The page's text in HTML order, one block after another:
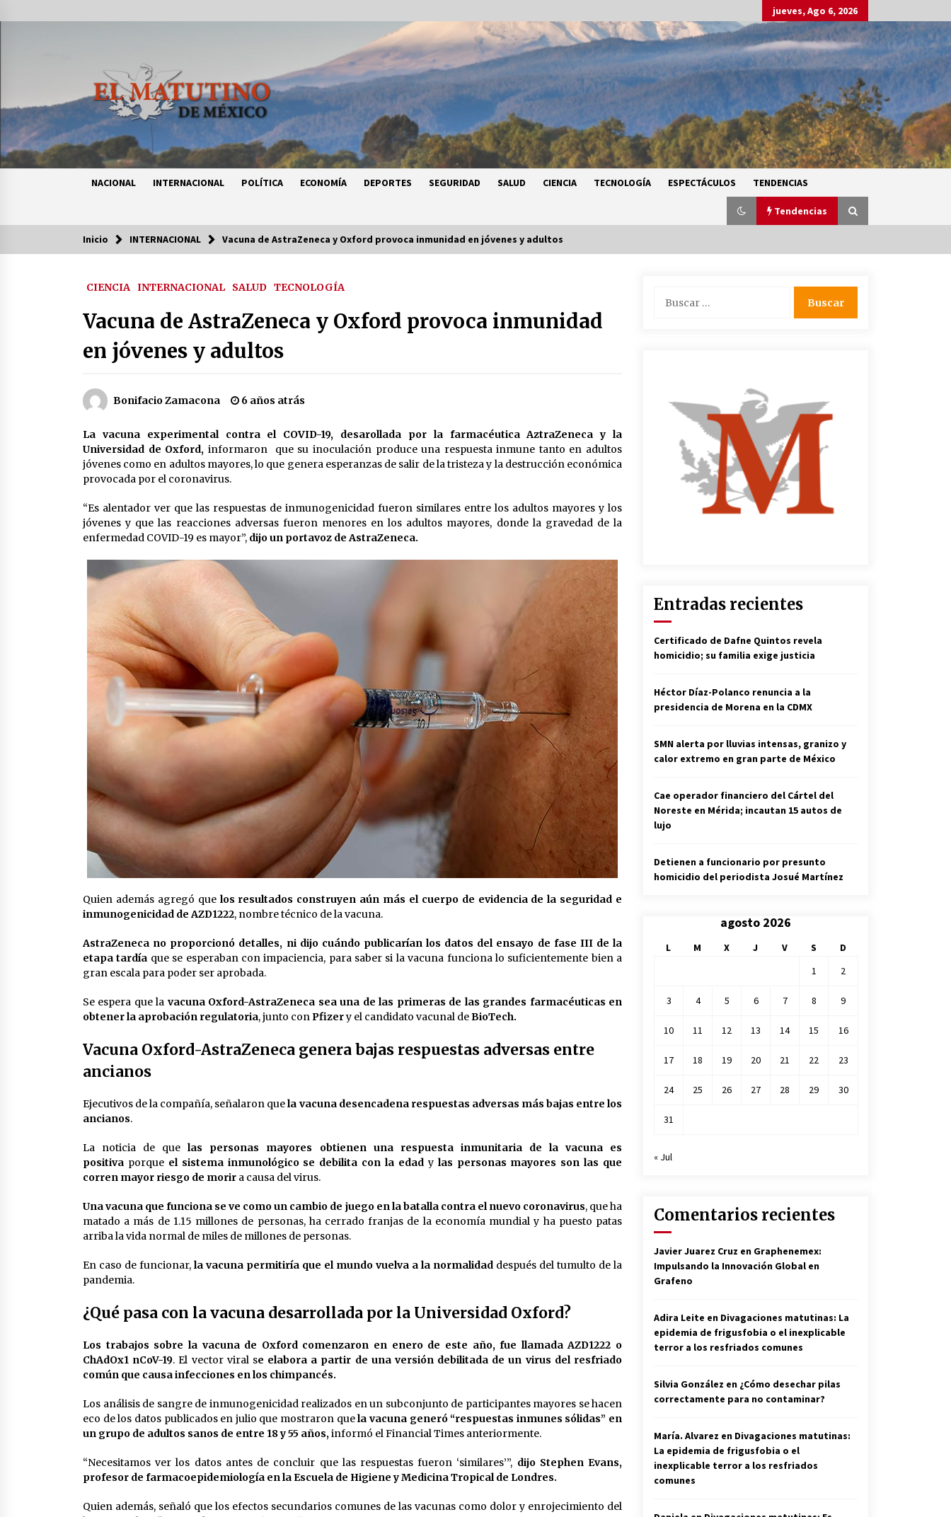
al
jueves, Ago 6, 2026
NACIONAL INTERNACIONAL POLÍTICA ECONOMÍA DEPORTES SEGURIDAD SALUD CIENCIA TECNOLOGÍA ESPECTÁCULOS TENDENCIAS
Tendencias
Tendencias
Certificado de Dafne Quintos revela
2 semanas atrás 2 semanas atrás
granizo y calor extremo en gran
Cae operador financiero del Cártel
3 semanas atrás
secretaria de las Mujeres, anuncia
Sheinbaum
2 meses atrás
CNTE y Segob: «ya dimos nuestras
propuestas»
2 meses atrás
Zar antidrogas de EE.UU.: “vamos
por los políticos mexicanos que
protegen al narco”
2 meses atrás
el fin de operaciones militares
entre ambos países
2 meses atrás
cargados de petróleo están
empezando a salir de Ormuz
2 meses atrás
México libraría posible arancel de
EE.UU. en 85% de sus exportaciones
Inicio INTERNACIONAL Vacuna de AstraZeneca y Oxford provoca inmunidad en jóvenes y adultos
CIENCIA INTERNACIONAL SALUD TECNOLOGÍA
Vacuna de AstraZeneca y Oxford provoca inmunidad
en jóvenes y adultos
Bonifacio Zamacona 6 años atrás
La vacuna experimental contra el COVID-19, desarollada por la farmacéutica AztraZeneca y la
Universidad de Oxford, informaron que su inoculación produce una respuesta inmune tanto en adultos
jóvenes como en adultos mayores, lo que genera esperanzas de salir de la tristeza y la destrucción económica
provocada por el coronavirus.
“Es alentador ver que las respuestas de inmunogenicidad fueron similares entre los adultos mayores y los
jóvenes y que las reacciones adversas fueron menores en los adultos mayores, donde la gravedad de la
enfermedad COVID-19 es mayor”, dijo un portavoz de AstraZeneca.
Quien además agregó que los resultados construyen aún más el cuerpo de evidencia de la seguridad e
inmunogenicidad de AZD1222, nombre técnico de la vacuna.
AstraZeneca no proporcionó detalles, ni dijo cuándo publicarían los datos del ensayo de fase III de la
etapa tardía que se esperaban con impaciencia, para saber si la vacuna funciona lo suficientemente bien a
gran escala para poder ser aprobada.
Se espera que la vacuna Oxford-AstraZeneca sea una de las primeras de las grandes farmacéuticas en
obtener la aprobación regulatoria, junto conPfizery el candidato vacunal deBioTech.
Vacuna Oxford-AstraZeneca genera bajas respuestas adversas entre
ancianos
Ejecutivos de la compañía, señalaron quela vacuna desencadena respuestas adversas más bajas entre los
ancianos.
La noticia de que las personas mayores obtienen una respuesta inmunitaria de la vacuna es
positiva porqueel sistema inmunológico se debilita con la edady las personas mayores son las que
corren mayor riesgo de morir a causa del virus.
Una vacuna que funciona se ve como un cambio de juego en la batalla contra el nuevo coronavirus, que ha
matado a más de 1.15 millones de personas, ha cerrado franjas de la economía mundial y ha puesto patas
arriba la vida normal de miles de millones de personas.
En caso de funcionar, la vacuna permitiría que el mundo vuelva a la normalidad después del tumulto de la
pandemia.
¿Qué pasa con la vacuna desarrollada por la Universidad Oxford?
Los trabajos sobre la vacuna de Oxford comenzaron en enero de este año, fue llamada AZD1222 o
ChAdOx1 nCoV-19. El vector viral se elabora a partir de una versión debilitada de un virus del resfriado
común que causa infecciones en los chimpancés.
Los análisis de sangre de inmunogenicidad realizados en un subconjunto de participantes mayores se hacen
eco de los datos publicados en julio que mostraron quela vacuna generó “respuestas inmunes sólidas” en
un grupo de adultos sanos de entre 18 y 55 años,informó el Financial Times anteriormente.
“Necesitamos ver los datos antes de concluir que las respuestas fueron ‘similares’”, dijo Stephen Evans,
profesor de farmacoepidemiología en la Escuela de Higiene y Medicina Tropical de Londres.
Quien además, señaló que los efectos secundarios comunes de las vacunas como dolor y enrojecimiento del
Entradas recientes
Certificado de Dafne Quintos revela
homicidio; su familia exige justicia
Héctor Díaz-Polanco renuncia a la
presidencia de Morena en la CDMX
SMN alerta por lluvias intensas, granizo y
calor extremo en gran parte de México
Cae operador financiero del Cártel del
Noreste en Mérida; incautan 15 autos de
lujo
Detienen a funcionario por presunto
homicidio del periodista Josué Martínez
agosto 2026
L M X J V S
D
1
2
3 4 5 6 7 8 9
10 11 12 13 14 15 16
17 18 19 20 21 22 23
24 25 26 27 28 29 30
31
« Jul
Comentarios recientes
Javier Juarez Cruz en Graphenemex:
Impulsando la Innovación Global en
Grafeno
Adira Leite en Divagaciones matutinas: La
epidemia de frigusfobia o el inexplicable
terror a los resfriados comunes
Silvia González en ¿Cómo desechar pilas
correctamente para no contaminar?
María. Alvarez en Divagaciones matutinas:
La epidemia de frigusfobia o el
inexplicable terror a los resfriados
comunes